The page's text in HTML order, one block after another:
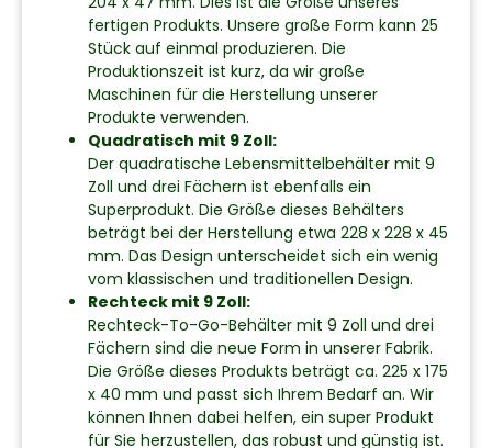
fertigen Produkts. Unsere große Form kann 25
Stück auf einmal produzieren. Die
Produktionszeit ist kurz, da wir große
Maschinen für die Herstellung unserer
Produkte verwenden.
Quadratisch mit 9 Zoll:
Der quadratische Lebensmittelbehälter mit 9
Zoll und drei Fächern ist ebenfalls ein
Superprodukt. Die Größe dieses Behälters
beträgt bei der Herstellung etwa 228 x 228 x 45
mm. Das Design unterscheidet sich ein wenig
vom klassischen und traditionellen Design.
Rechteck mit 9 Zoll:
Rechteck-To-Go-Behälter mit 9 Zoll und drei
Fächern sind die neue Form in unserer Fabrik.
Die Größe dieses Produkts beträgt ca. 225 x 175
x 40 mm und passt sich Ihrem Bedarf an. Wir
können Ihnen dabei helfen, ein super Produkt
für Sie herzustellen, das robust und günstig ist.